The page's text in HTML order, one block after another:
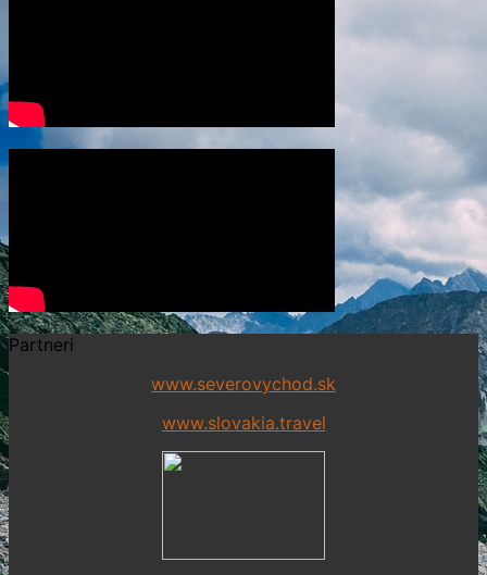
Partneri
www.severovychod.sk
www.slovakia.travel